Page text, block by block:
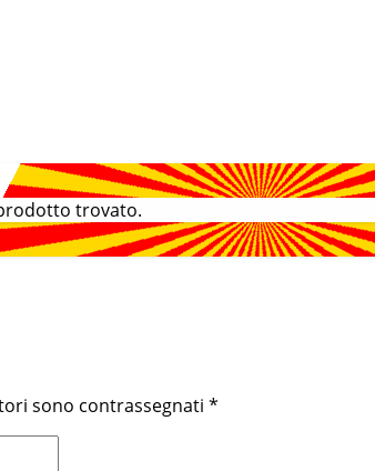
trovato.
sono contrassegnati *